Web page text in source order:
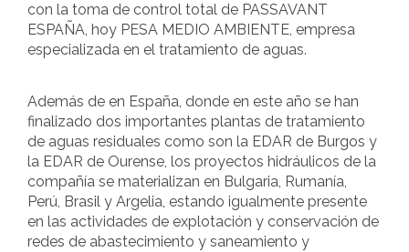
con la toma de control total de PASSAVANT
ESPAÑA, hoy PESA MEDIO AMBIENTE, empresa
especializada en el tratamiento de aguas.
Además de en España, donde en este año se han
finalizado dos importantes plantas de tratamiento
de aguas residuales como son la EDAR de Burgos y
la EDAR de Ourense, los proyectos hidráulicos de la
compañía se materializan en Bulgaria, Rumanía,
Perú, Brasil y Argelia, estando igualmente presente
en las actividades de explotación y conservación de
redes de abastecimiento y saneamiento y